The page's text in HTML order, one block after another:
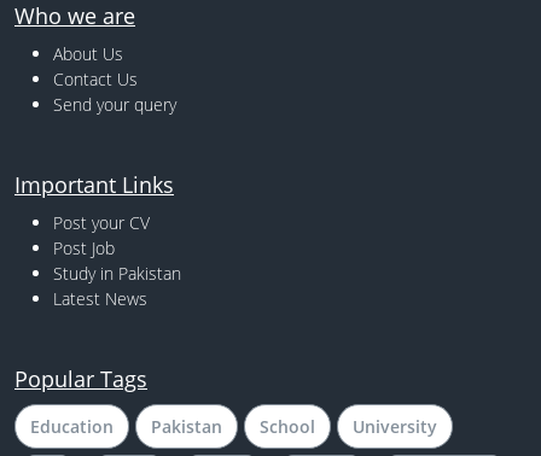
Who we are
About Us
Contact Us
Send your query
Important Links
Post your CV
Post Job
Study in Pakistan
Latest News
Popular Tags
Education Pakistan School University